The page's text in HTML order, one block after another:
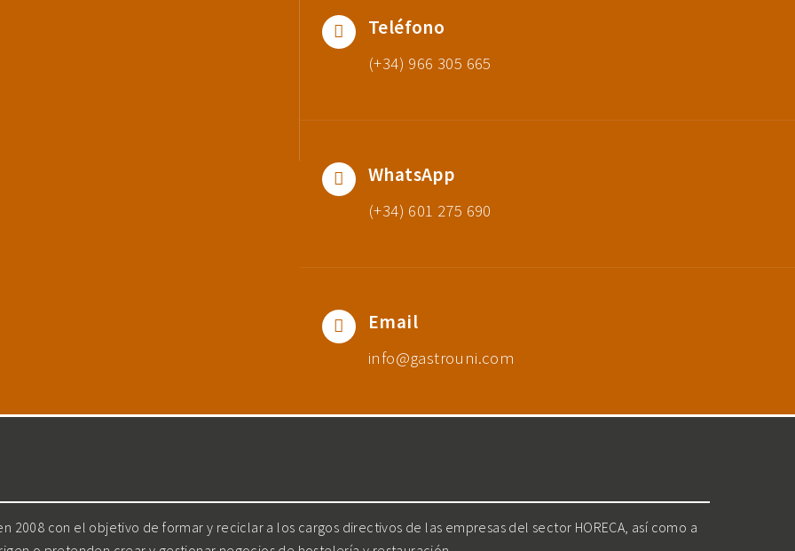
Teléfono
(+34) 966 305 665
WhatsApp
(+34) 601 275 690
Email
info@gastrouni.com
2008 con el objetivo de formar y reciclar a los cargos directivos de las empresas del sector HORECA, así como a